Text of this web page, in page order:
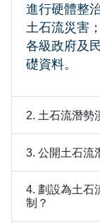
進行硬體整
土石流災害
各級政府及
礎資料。
2. 土石流潛勢
3. 公開土石流
4. 劃設為土石
制？